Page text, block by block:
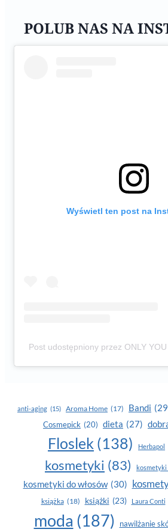
POLUB NAS NA
Wyświetl ten post na
Post udostępniony przez ONLY
anti-aging (15) Aroma Home (17) Bandi
Cosmepick (20) dieta (27)
Floslek (138) Herbapol
kosmetyki (83) kosmetyki
kosmetyki do włosów (30)
książka (18) książki (23) Laura Conti
moda (187) nawilżanie